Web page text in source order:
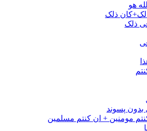
هو
ذلک
ذلک
بدون پسوند
مومنین + ان کنتم مسلمین